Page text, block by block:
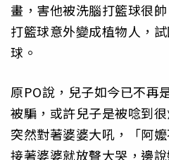
畫，害他被洗腦打籃球很
打籃球意外變成植物人，
球。
原PO說，兒子如今已不再
被騙，或許兒子是被唸到
突然對著婆婆大吼，「阿
接著婆婆就放聲大哭，邊